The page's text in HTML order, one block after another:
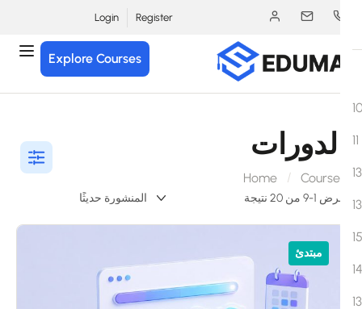
Register
Login
Explore Courses
Home
9 من 20 نتيجة
مبتدئ